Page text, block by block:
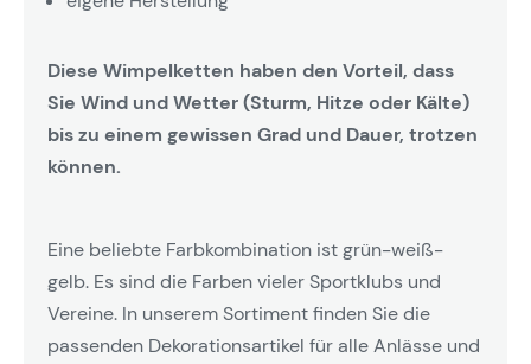
Diese Wimpelketten haben den Vorteil, dass
Sie Wind und Wetter (Sturm, Hitze oder Kälte)
bis zu einem gewissen Grad und Dauer, trotzen
können.
Eine beliebte Farbkombination ist grün-weiß-
gelb. Es sind die Farben vieler Sportklubs und
Vereine. In unserem Sortiment finden Sie die
passenden Dekorationsartikel für alle Anlässe und